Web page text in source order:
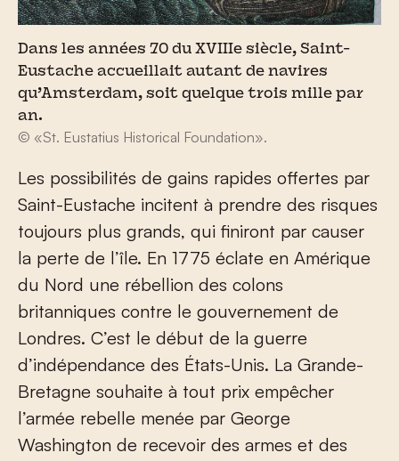
Dans les années 70 du XVIIIe siècle, Saint-
Eustache accueillait autant de navires
qu’Amsterdam, soit quelque trois mille par
an.
© «St. Eustatius Historical Foundation».
Les possibilités de gains rapides offertes par
Saint-Eustache incitent à prendre des risques
toujours plus grands, qui finiront par causer
la perte de l’île. En 1775 éclate en Amérique
du Nord une rébellion des colons
britanniques contre le gouvernement de
Londres. C’est le début de la guerre
d’indépendance des États-Unis. La Grande-
Bretagne souhaite à tout prix empêcher
l’armée rebelle menée par George
Washington de recevoir des armes et des